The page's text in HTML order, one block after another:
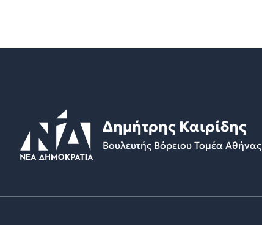
Δημήτρης Καιρίδης
Βουλευτής Βόρειου Τομέα Αθήνας